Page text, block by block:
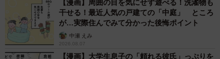
【漫画】周囲の目を気にせず遊べる！洗濯物も
干せる！最近人気の戸建ての「中庭」 ところ
が…実際住んでみて分かった後悔ポイント
中瀬 えみ
2026.08.07
【漫画】大学生息子の「頼れる彼氏」っぷりを